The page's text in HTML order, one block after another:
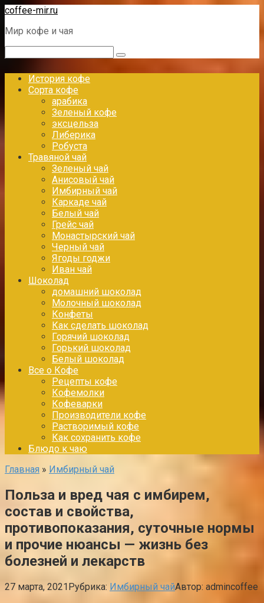
Перейти
контенту
coffee-mir.ru
Мир кофе и чая
История кофе
Сорта кофе
арабика
Зеленый кофе
эксцельза
Либерика
Робуста
Травяной чай
Зеленый чай
Анисовый чай
Имбирный чай
Каркаде чай
Белый чай
Грейс чай
Монастырский чай
Черный чай
Ягоды годжи
Иван чай
Шоколад
домашний шоколад
Молочный шоколад
Конфеты
Как сделать шоколад
Горячий шоколад
Горький шоколад
Белый шоколад
Все о Кофе
Рецепты кофе
Кофемолки
Кофеварки
Производители кофе
Растворимый кофе
Как сохранить кофе
Блюдо к чаю
Главная » Имбирный чай
Польза и вред чая с имбирем,
состав и свойства,
противопоказания, суточные нормы
и прочие нюансы — жизнь без
болезней и лекарств
27 марта, 2021Рубрика: Имбирный чайАвтор: admincoffee